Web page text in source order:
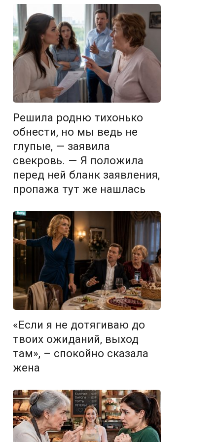
Решила родню тихонько
обнести, но мы ведь не
глупые, — заявила
свекровь. — Я положила
перед ней бланк заявления,
пропажа тут же нашлась
«Если я не дотягиваю до
твоих ожиданий, выход
там», – спокойно сказала
жена